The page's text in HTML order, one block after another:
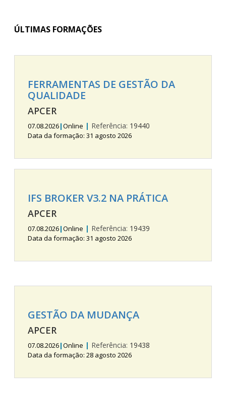
ÚLTIMAS FORMAÇÕES
FERRAMENTAS DE GESTÃO DA
QUALIDADE
APCER
07.08.2026|Online | Referência: 19440
Data da formação: 31 agosto 2026
IFS BROKER V3.2 NA PRÁTICA
APCER
07.08.2026|Online | Referência: 19439
Data da formação: 31 agosto 2026
GESTÃO DA MUDANÇA
APCER
07.08.2026|Online | Referência: 19438
Data da formação: 28 agosto 2026